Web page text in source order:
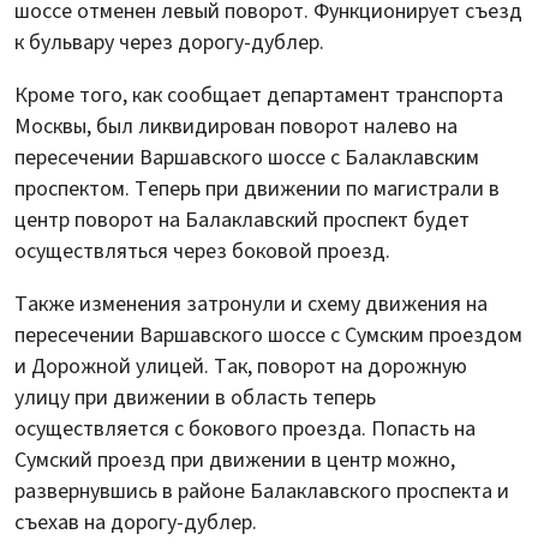
шоссе отменен левый поворот. Функционирует съезд
к бульвару через дорогу-дублер.
Кроме того, как сообщает департамент транспорта
Москвы, был ликвидирован поворот налево на
пересечении Варшавского шоссе с Балаклавским
проспектом. Теперь при движении по магистрали в
центр поворот на Балаклавский проспект будет
осуществляться через боковой проезд.
Также изменения затронули и схему движения на
пересечении Варшавского шоссе с Сумским проездом
и Дорожной улицей. Так, поворот на дорожную
улицу при движении в область теперь
осуществляется с бокового проезда. Попасть на
Сумский проезд при движении в центр можно,
развернувшись в районе Балаклавского проспекта и
съехав на дорогу-дублер.